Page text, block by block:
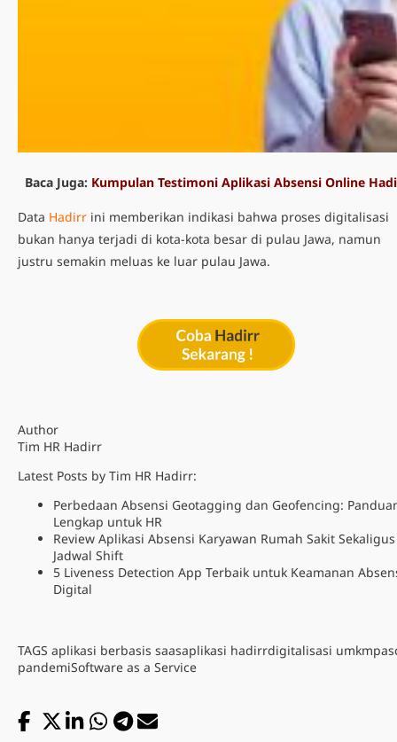
Baca Juga: Kumpulan Testimoni Aplikasi Absensi Online
Data Hadirr ini memberikan indikasi bahwa proses digitalisasi
bukan hanya terjadi di kota-kota besar di pulau Jawa, namun
justru semakin meluas ke luar pulau Jawa.
Author
Tim HR Hadirr
Latest Posts by Tim HR Hadirr:
Perbedaan Absensi Geotagging dan Geofencing:
Lengkap untuk HR
Review Aplikasi Absensi Karyawan Rumah Sakit Sekaligus
Jadwal Shift
5 Liveness Detection App Terbaik untuk Keamanan
Digital
TAGS aplikasi berbasis saasaplikasi hadirrdigitalisasi umkm
pandemiSoftware as a Service